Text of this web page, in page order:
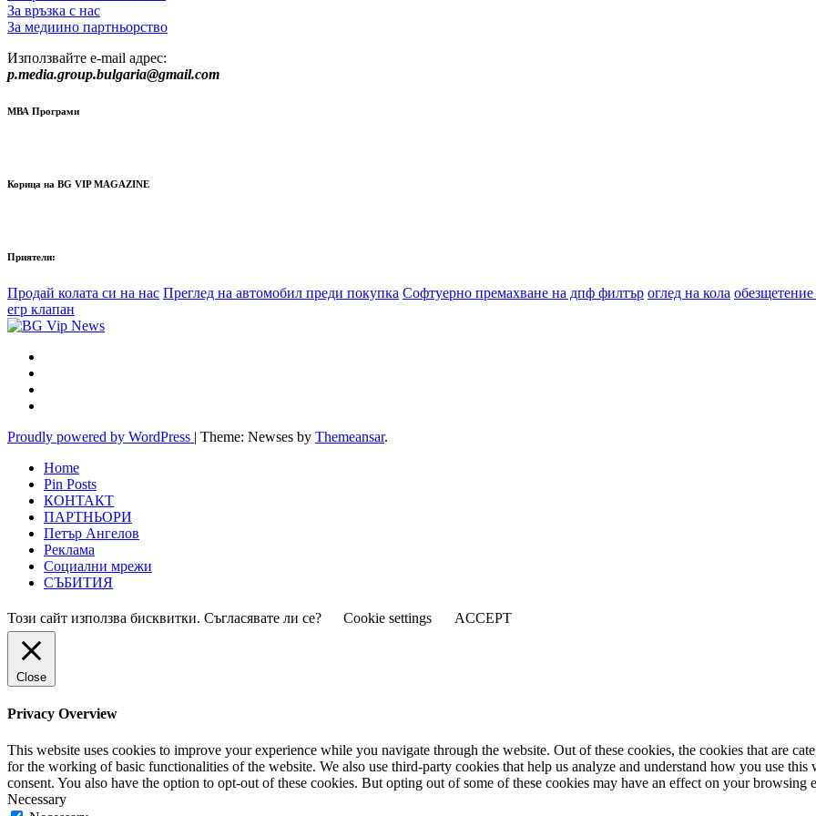
За връзка с нас
За медиино партньорство
Използвайте e-mail адрес:
p.media.group.bulgaria@gmail.com
МВА Програми
Корица на BG VIP MAGAZINE
Приятели:
Продай колата си на нас Преглед на автомобил преди покупка Софтуерно премахване на дпф филтър оглед на кола
егр клапан
Proudly powered by WordPress | Theme: Newses by Themeansar.
Home
Pin Posts
КОНТАКТ
ПАРТНЬОРИ
Петър Ангелов
Реклама
Социални мрежи
СЪБИТИЯ
Този сайт използва бисквитки. Съгласявате ли се? Cookie settings ACCEPT
Close
Privacy Overview
This website uses cookies to improve your experience while you navigate through the website. Out of these cookies, the cookies that are
for the working of basic functionalities of the website. We also use third-party cookies that help us analyze and understand how you use
consent. You also have the option to opt-out of these cookies. But opting out of some of these cookies may have an effect on your browsing
Necessary